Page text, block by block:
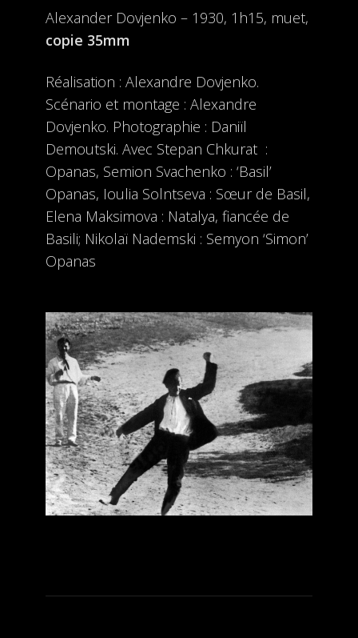
Alexander Dovjenko – 1930, 1h15, muet,
copie 35mm
Réalisation : Alexandre Dovjenko.
Scénario et montage : Alexandre
Dovjenko. Photographie : Daniïl
Demoutski. Avec Stepan Chkurat :
Opanas, Semion Svachenko : ‘Basil’
Opanas, Ioulia Solntseva : Sœur de Basil,
Elena Maksimova : Natalya, fiancée de
Basili; Nikolaï Nademski : Semyon ‘Simon’
Opanas